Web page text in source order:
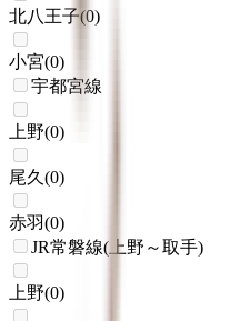
北八王子(0)
小宮(0)
宇都宮線
上野(0)
尾久 (0)
赤羽(0)
JR常磐線(上野～取手)
上野(0)